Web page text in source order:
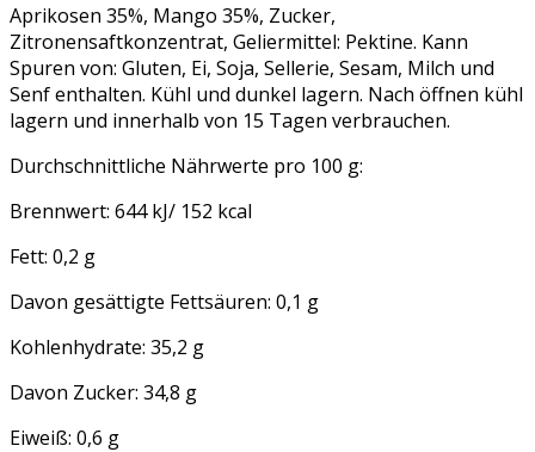
Aprikosen 35%, Mango 35%, Zucker,
Zitronensaftkonzentrat, Geliermittel: Pektine. Kann
Spuren von: Gluten, Ei, Soja, Sellerie, Sesam, Milch und
Senf enthalten. Kühl und dunkel lagern. Nach öffnen kühl
lagern und innerhalb von 15 Tagen verbrauchen.
Durchschnittliche Nährwerte pro 100 g:
Brennwert: 644 kJ/ 152 kcal
Fett: 0,2 g
Davon gesättigte Fettsäuren: 0,1 g
Kohlenhydrate: 35,2 g
Davon Zucker: 34,8 g
Eiweiß: 0,6 g